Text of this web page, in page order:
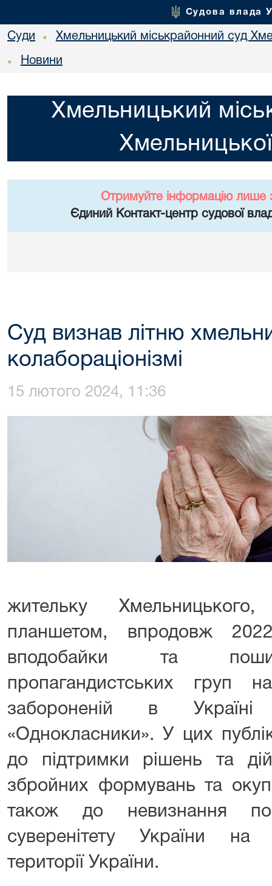
Судова влада
Суди • Хмельницький міськрайонний суд
• Новини
Хмельницький
Отримуйте інформацію лише
Єдиний Контакт-центр судової
Суд визнав літню
колабораціонізмі
15 лютого 2024, 11:36
жительку
планшетом, впродовж
вподобайки та
пропагандистських груп
забороненій в Україні
«Однокласники». У цих
до підтримки рішень та
збройних формувань та
також до невизнання
суверенітету України на
території України.